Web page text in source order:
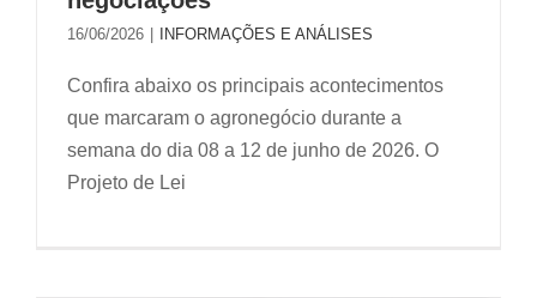
16/06/2026 | INFORMAÇÕES E ANÁLISES
Confira abaixo os principais acontecimentos
que marcaram o agronegócio durante a
semana do dia 08 a 12 de junho de 2026. O
Projeto de Lei